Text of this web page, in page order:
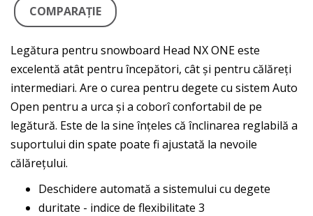
COMPARAŢIE
Legătura pentru snowboard Head NX ONE este
excelentă atât pentru începători, cât și pentru călăreți
intermediari. Are o curea pentru degete cu sistem Auto
Open pentru a urca și a coborî confortabil de pe
legătură. Este de la sine înțeles că înclinarea reglabilă a
suportului din spate poate fi ajustată la nevoile
călărețului.
Deschidere automată a sistemului cu degete
duritate - indice de flexibilitate 3